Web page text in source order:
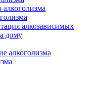
алкоголизма
алкозависимых
дому
алкоголизма